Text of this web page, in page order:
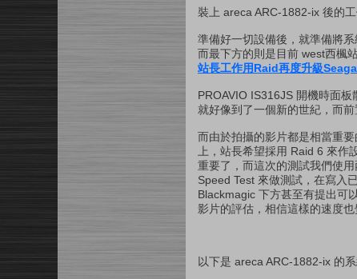
裝上 areca ARC-1882-ix 後的工
準備好一切設備後，就準備將
而最下方的則是目前 west西楓
站長工作用Raid再度升級
PROAVIO IS316JS 開機時面
就好像到了一個新的世紀，而
而由於拍攝的影片都是相當重
上，站長希望採用 Raid 6 來
重要了，而這次的測試我們使
Speed Test 來做測試，在寫入
Blackmagic 下方甚至有提出可
影片的評估，相信這樣的速度也
以下是 areca ARC-1882-ix 的